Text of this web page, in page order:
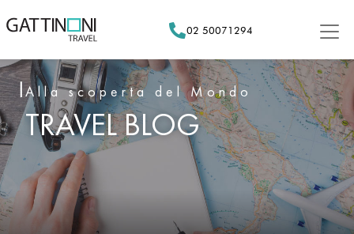
to
02 50071294
Alla scoperta del Mondo
TRAVEL BLOG